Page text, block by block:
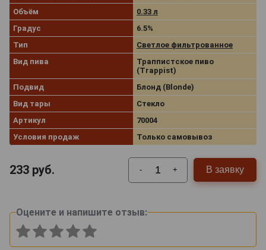
Объём
0.33 л
Градус
6.5%
Тип
Светлое фильтрованное
Вид пива
Траппистское пиво
(Trappist)
Подвид
Блонд (Blonde)
Вид тары
Стекло
Артикул
70004
Условия продаж
Только самовывоз
233 руб. - + В заявку
Оцените и напишите отзыв: